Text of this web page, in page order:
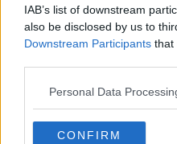
IAB’s list of downstream
also be disclosed by us to
Downstream Participants that
Personal Data
CONFIRM
Maria Caruso
Newsletter QUInews -